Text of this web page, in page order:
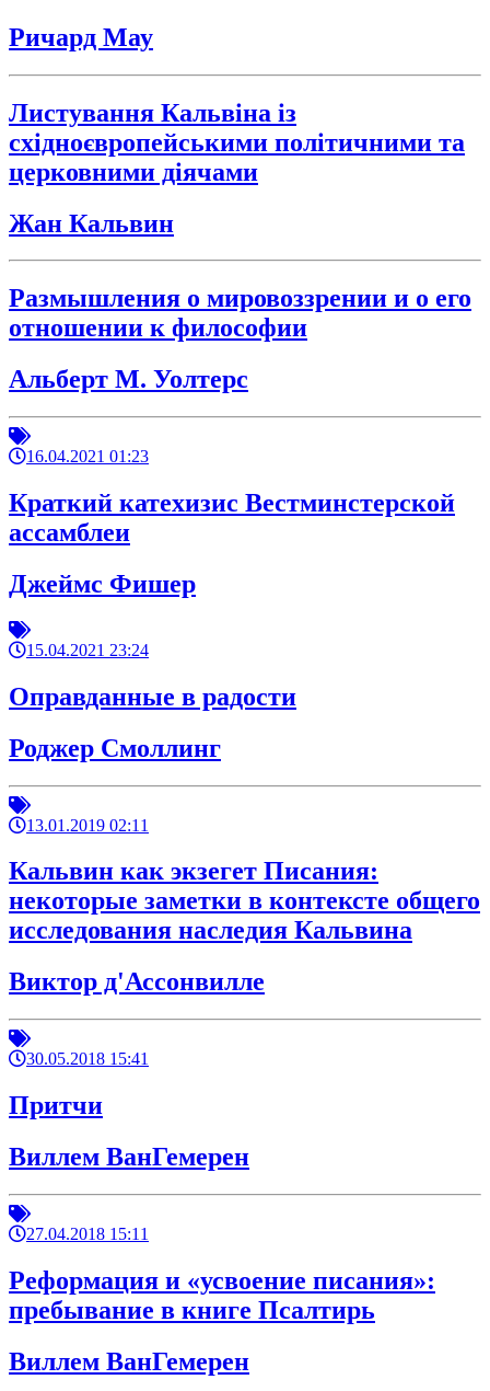
Ричард Мау
Листування Кальвіна із
східноєвропейськими політичними та
церковними діячами
Жан Кальвин
Размышления о мировоззрении и о его
отношении к философии
Альберт М. Уолтерс
16.04.2021 01:23
Краткий катехизис Вестминстерской
ассамблеи
Джеймс Фишер
15.04.2021 23:24
Оправданные в радости
Роджер Смоллинг
13.01.2019 02:11
Кальвин как экзегет Писания:
некоторые заметки в контексте общего
исследования наследия Кальвина
Виктор д'Ассонвилле
30.05.2018 15:41
Притчи
Виллем ВанГемерен
27.04.2018 15:11
Реформация и «усвоение писания»:
пребывание в книге Псалтирь
Виллем ВанГемерен